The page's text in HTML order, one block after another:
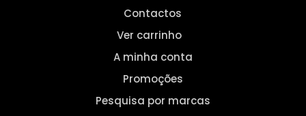
Contactos
Ver carrinho
A minha conta
Promoções
Pesquisa por marcas